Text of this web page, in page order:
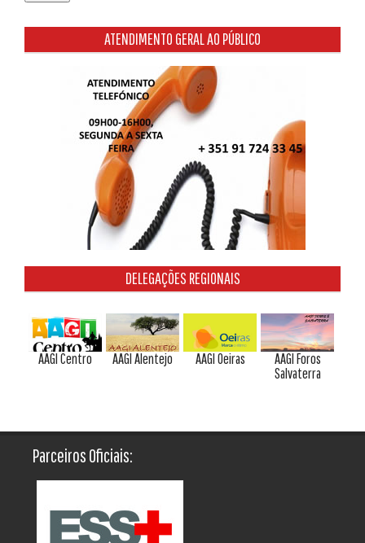
ATENDIMENTO GERAL AO PÚBLICO
DELEGAÇÕES REGIONAIS
AAGI Centro AAGI Alentejo AAGI Oeiras
AAGI Foros
Salvaterra
Parceiros Oficiais: